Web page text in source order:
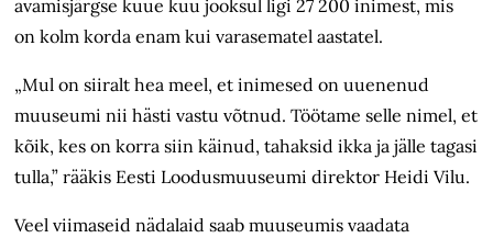
avamisjärgse kuue kuu jooksul ligi 27 200 inimest, mis
on kolm korda enam kui varasematel aastatel.
„Mul on siiralt hea meel, et inimesed on uuenenud
muuseumi nii hästi vastu võtnud. Töötame selle nimel, et
kõik, kes on korra siin käinud, tahaksid ikka ja jälle tagasi
tulla,” rääkis Eesti Loodusmuuseumi direktor Heidi Vilu.
Veel viimaseid nädalaid saab muuseumis vaadata